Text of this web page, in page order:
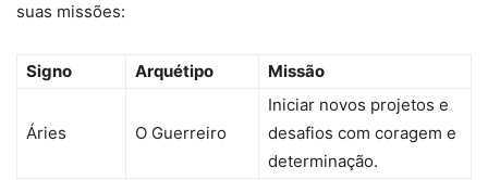
suas missões:
Signo Arquétipo Missão
Áries O Guerreiro
Iniciar novos projetos e
desafios com coragem e
determinação.